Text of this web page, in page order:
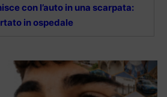
con l’auto in una scarpata:
in ospedale